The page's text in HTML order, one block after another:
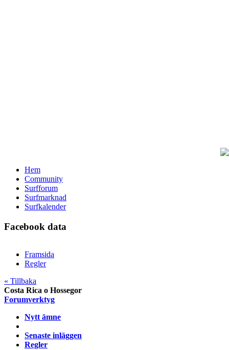
Hem
Community
Surfforum
Surfmarknad
Surfkalender
Facebook data
Framsida
Regler
« Tillbaka
Costa Rica o Hossegor
Forumverktyg
Nytt ämne
Senaste inläggen
Regler